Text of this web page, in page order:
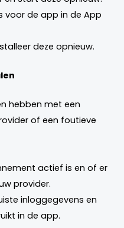
voor de app in de App
deze opnieuw.
hebben met een
of een foutieve
actief is en of er
provider.
inloggegevens en
in de app.